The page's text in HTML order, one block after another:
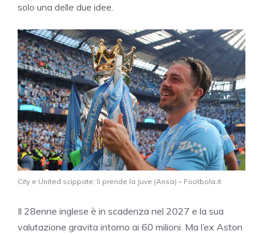
solo una delle due idee.
City e United scippate: li prende la Juve (Ansa) – Footbola.it
Il 28enne inglese è in scadenza nel 2027 e la sua
valutazione gravita intorno ai 60 milioni. Ma l’ex Aston